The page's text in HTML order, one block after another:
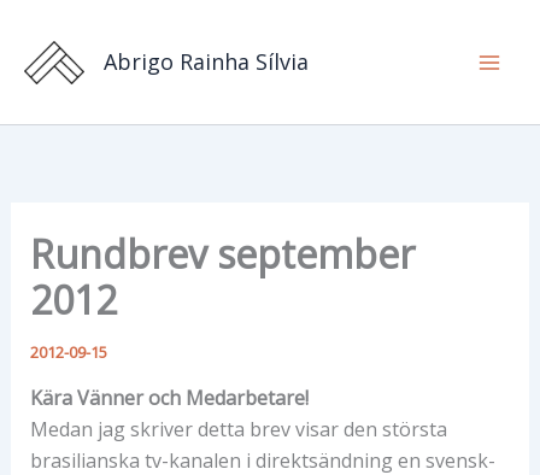
innehåll
Abrigo Rainha Sílvia
Rundbrev september
2012
2012-09-15
Kära Vänner och Medarbetare!
Medan jag skriver detta brev visar den största
brasilianska tv-kanalen i direktsändning en svensk-